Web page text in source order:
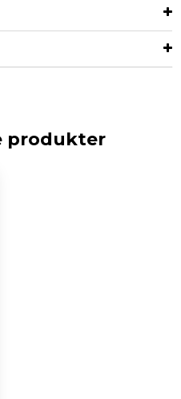
produkter